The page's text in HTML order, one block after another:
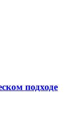
подходе